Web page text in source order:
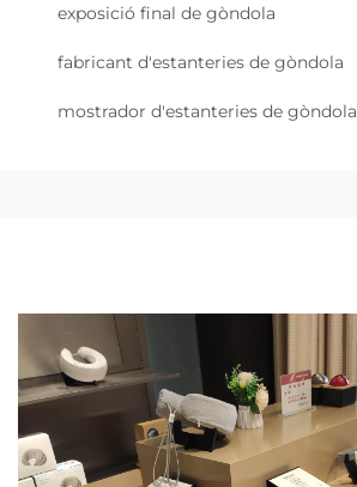
exposició final de gòndola
fabricant d'estanteries de gòndola
mostrador d'estanteries de gòndola